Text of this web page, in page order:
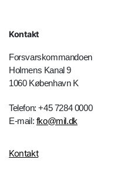
Kontakt
Forsvarskommandoen
Holmens Kanal 9
1060 København K
Telefon: +45 7284 0000
E-mail: fko@mil.dk
Kontakt